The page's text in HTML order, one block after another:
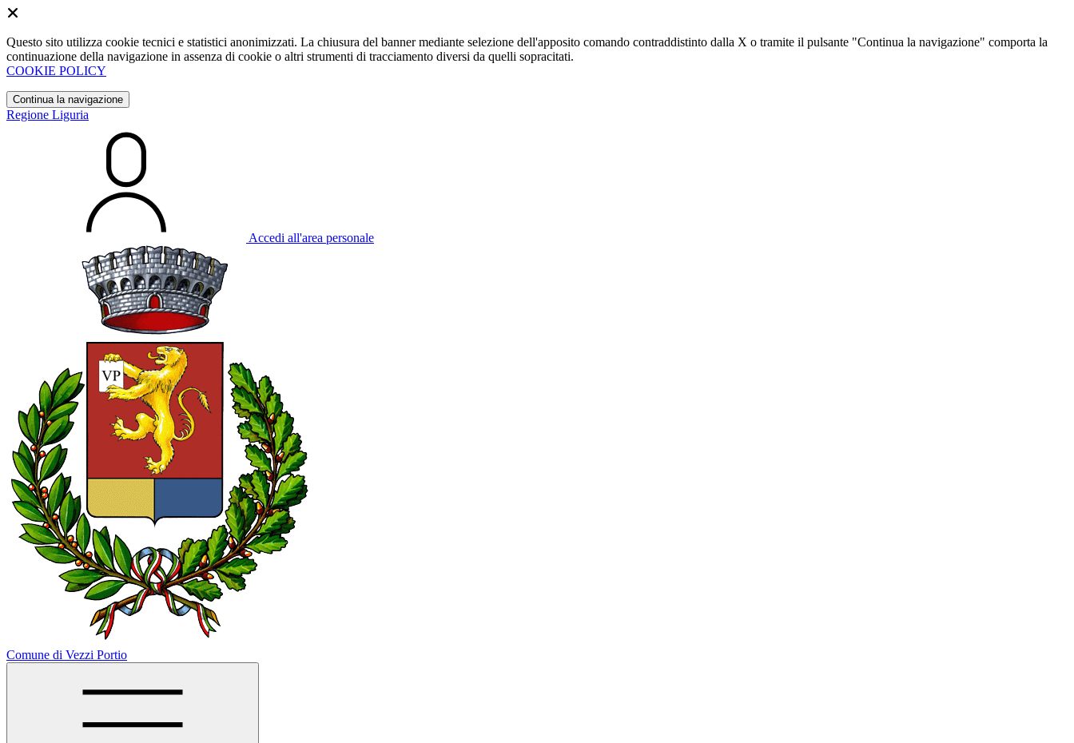
Questo sito utilizza cookie tecnici e statistici anonimizzati. La chiusura del banner mediante selezione dell'apposito comando contraddistinto dalla X o tramite il pulsante "Continua la navigazione" comporta la
continuazione della navigazione in assenza di cookie o altri strumenti di tracciamento diversi da quelli sopracitati.
COOKIE POLICY
Continua la navigazione
Regione Liguria
Accedi all'area personale
Comune di Vezzi Portio